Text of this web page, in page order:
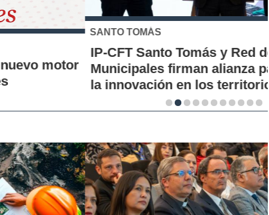
SANTO TOMÁS
IP-CFT Santo Tomás y Red de Hubs
Municipales firman alianza para impulsar
la innovación en los territorios